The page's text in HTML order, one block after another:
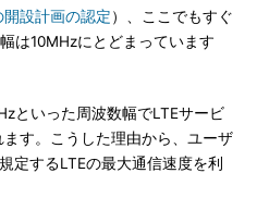
設計画の認定）、ここでもすぐ
は10MHzにとどまっています
といった周波数幅でLTEサービ
す。こうした理由から、ユーザ
定するLTEの最大通信速度を利